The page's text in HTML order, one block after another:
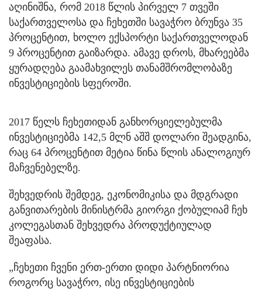
აღინიშნა, რომ 2018 წლის პირველ 7 თვეში
საქართველოსა და ჩეხეთში სავაჭრო ბრუნვა 35
პროცენტით, ხოლო ექსპორტი საქართველოდან
9 პროცენტით გაიზარდა. ამავე დროს, მხარეებმა
ყურადღება გაამახვილეს თანამშრომლობაზე
ინვესტიციების სფეროში.
2017 წელს ჩეხეთიდან განხორციელებულმა
ინვესტიციებმა 142,5 მლნ აშშ დოლარი შეადგინა,
რაც 64 პროცენტით მეტია წინა წლის ანალოგიურ
მაჩვენებელზე.
შეხვედრის შემდეგ, ეკონომიკისა და მდგრადი
განვითარების მინისტრმა გიორგი ქობულიამ ჩეხ
კოლეგასთან შეხვედრა პროდუქტიულად
შეაფასა.
„ჩეხეთი ჩვენი ერთ-ერთი დიდი პარტნიორია
როგორც სავაჭრო, ისე ინვესტიციების